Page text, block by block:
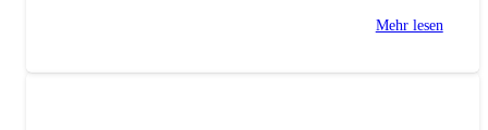
Mehr lesen